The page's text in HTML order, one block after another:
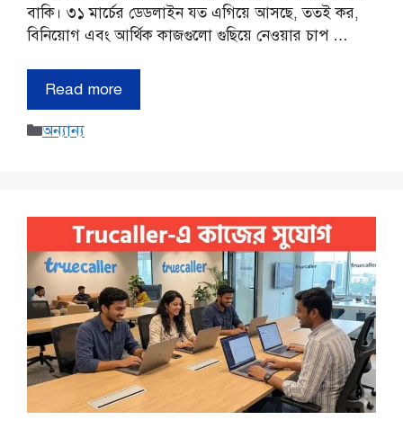
বাকি। ৩১ মার্চের ডেডলাইন যত এগিয়ে আসছে, ততই কর,
বিনিয়োগ এবং আর্থিক কাজগুলো গুছিয়ে নেওয়ার চাপ …
Read more
Categories
অন্যান্য